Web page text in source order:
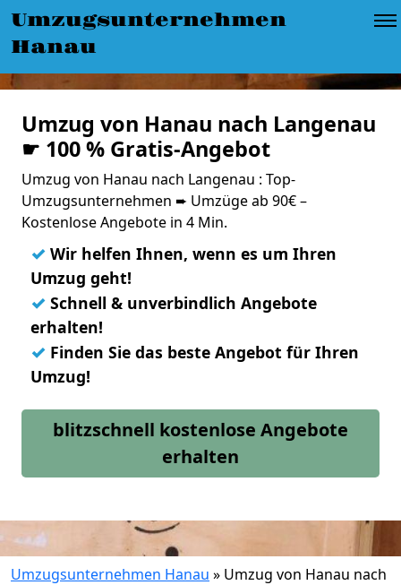
Umzugsunternehmen
Hanau
Umzug von Hanau nach Langenau
☛ 100 % Gratis-Angebot
Umzug von Hanau nach Langenau : Top-
Umzugsunternehmen ➨ Umzüge ab 90€ –
Kostenlose Angebote in 4 Min.
✓ Wir helfen Ihnen, wenn es um Ihren
Umzug geht!
✓ Schnell & unverbindlich Angebote
erhalten!
✓ Finden Sie das beste Angebot für Ihren
Umzug!
blitzschnell kostenlose Angebote
erhalten
Umzugsunternehmen Hanau » Umzug von Hanau nach